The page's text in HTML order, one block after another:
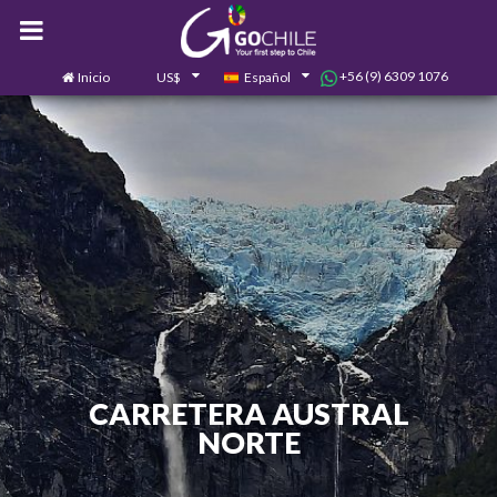
Inicio US$ Español +56 (9) 6309 1076
CARRETERA AUSTRAL
NORTE